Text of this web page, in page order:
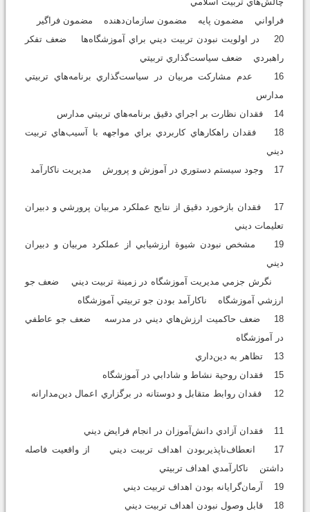
فراواني مضمون پايه مضمون سازمان‌دهنده مضمون فراگير
20 در اولويت نبودن تربيت ديني براي آموزشگاه‌ها ضعف تفكر
راهبردي ضعف سياست‌گذاري تربيتي
16 عدم مشاركت مربيان در سياست‌گذاري برنامه‌هاي تربيتي
مدارس
14 فقدان نظارت بر اجراي دقيق برنامه‌هاي تربيتي مدارس
18 فقدان راهکارهاي کاربردي براي مواجهه با آسيب‌هاي تربيت
ديني
17 وجود سيستم دستوري در آموزش و پرورش مديريت ناكارآمد
17 فقدان بازخورد دقيق از نتايح عملکرد مربيان پرورشي و دبيران
تعليمات ديني
19 مشخص نبودن شيوة ارزشيابي از عملکرد مربيان و دبيران
ديني
نگرش جزمي مديريت آموزشگاه در زمينة تربيت ديني ضعف جو
ارزشي آموزشگاه ناكارآمد بودن جو تربيتي آموزشگاه
18 ضعف حاکميت ارزش‌هاي ديني در مدرسه ضعف جو عاطفي
در آموزشگاه
13 تظاهر به دين‌داري
15 فقدان روحية نشاط و شادابي در آموزشگاه
12 فقدان روابط متقابل و دوستانه در برگزاري اعمال دين‌مدارانه
11 فقدان آزادي دانش‌آموزان در انجام فرايض ديني
17 انعطاف‌ناپذيربودن اهداف تربيت ديني از واقعيت فاصله
داشتن ناكارآمدي اهداف تربيتي
19 آرمان‌گرايانه بودن اهداف تربيت ديني
18 قابل وصول نبودن اهداف تربيت ديني